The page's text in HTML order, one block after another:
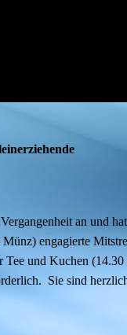
an und
engagierte
Tee und Kuchen
Sie sind